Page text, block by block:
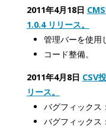
2011年4月18日
1.0.4 リリース。
管理バーを使用
コード整備。
2011年4月8日 CSV
リース。
バグフィックス
バグフィックス